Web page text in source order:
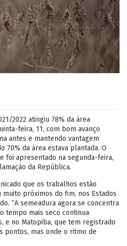
2022 atingiu 78% da área
feira, 11, com bom avanço
antes e mantendo vantagem
70% da área estava plantada. O
foi apresentado na segunda-feira,
da República.
que os trabalhos estão
próximos do fim, nos Estados
“A semeadura agora se concentra
tempo mais seco continua
e no Matopiba, que tem registrado
pontos, mas onde o ritmo de